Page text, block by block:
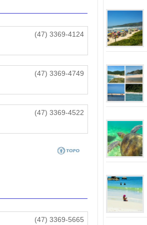
(47) 3369-4124
(47) 3369-4749
(47) 3369-4522
(47) 3369-5665